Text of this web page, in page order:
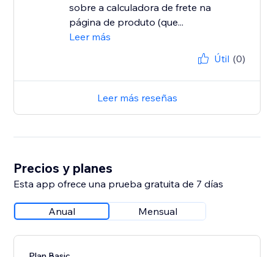
sobre a calculadora de frete na
página de produto (que...
Leer más
Útil (0)
Leer más reseñas
Precios y planes
Esta app ofrece una prueba gratuita de 7 días
Anual Mensual